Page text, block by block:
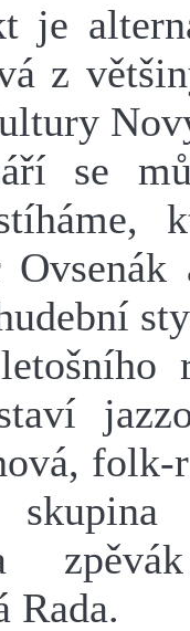
je
z
se
folk-
skupina
zpěvák
Rada.